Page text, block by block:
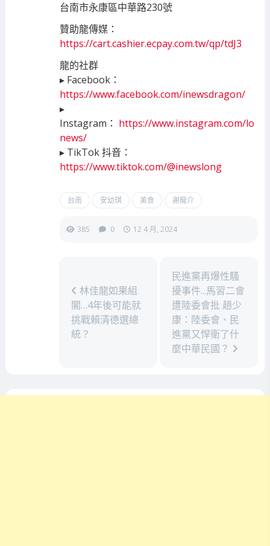
台南市永康區中華路230號
贊助龍傳媒：
https://cart.cashier.ecpay.com.tw/qp/tdJ3
龍的社群
▸ Facebook：
https://www.facebook.com/inewsdragon/
▸
Instagram： https://www.instagram.com/lo
news/
▸ TikTok 抖音：
https://www.tiktok.com/@inewslong
台南 安幼琪 美食 謝龍介
385 0 12 4 月, 2024
林佳龍如果組
閣…4年後可能就
挑戰賴清德選總
統？
民進黨再爆性騷
擾事件...馬習二會
遭陸委會批 趙少
康：陸委會、民
進黨又悍衛了什
麼中華民國？